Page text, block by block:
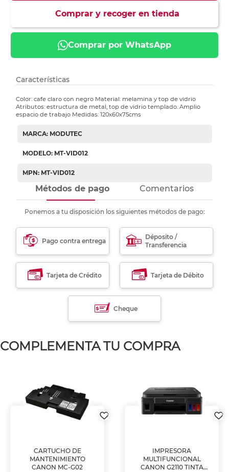
Comprar y recoger en tienda
Comprar por WhatsApp
Características
Color: cafe claro con negro Material: melamina y top de vidrio
Atributos: estructura de metal, top de vidrio templado. Amplio
espacio de trabajo Medidas: 120x60x75cms
MARCA: MODUTEC
MODELO: MT-VID012
MPN: MT-VID012
Métodos de pago Comentarios
Ponemos a tu disposición los siguientes métodos de pago:
Pago contra entrega
Déposito /
Transferencia
Tarjeta de Crédito Tarjeta de Débito
Cheque
COMPLEMENTA TU COMPRA
CARTUCHO DE
MANTENIMIENTO
CANON MC-G02
IMPRESORA
MULTIFUNCIONAL
CANON G2110 TINTA